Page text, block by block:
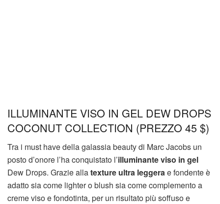
ILLUMINANTE VISO IN GEL DEW DROPS
COCONUT COLLECTION (PREZZO 45 $)
Tra i must have della galassia beauty di Marc Jacobs un
posto d’onore l’ha conquistato l’illuminante viso in gel
Dew Drops. Grazie allatexture ultra leggerae fondente è
adatto sia come lighter o blush sia come complemento a
creme viso e fondotinta, per un risultato più soffuso e